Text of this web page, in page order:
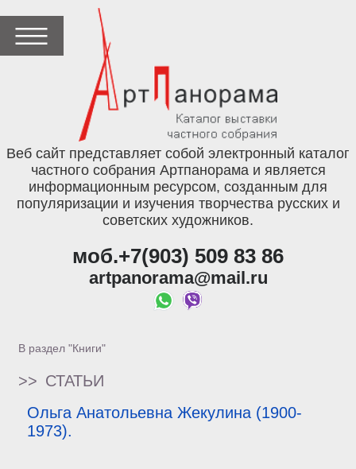
Веб сайт представляет собой электронный каталог
частного собрания Артпанорама и является
информационным ресурсом, созданным для
популяризации и изучения творчества русских и
советских художников.
моб.+7(903) 509 83 86
artpanorama@mail.ru
В раздел "Книги"
>> СТАТЬИ
Ольга Анатольевна Жекулина (1900-
1973).